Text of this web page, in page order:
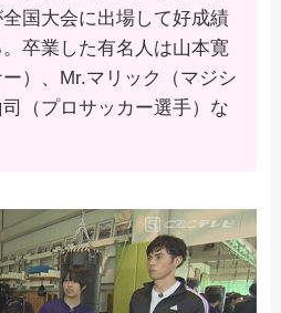
国大会に出場して好成績
卒業した有名人は山本寛
）、Mr.マリック（マジシ
（プロサッカー選手）な